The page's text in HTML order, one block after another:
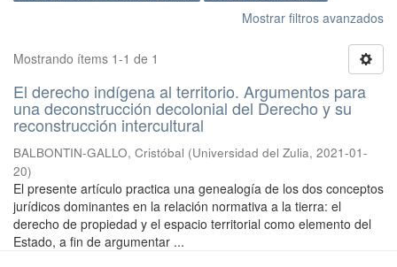
Mostrar filtros avanzados
Mostrando ítems 1-1 de 1
El derecho indígena al territorio. Argumentos para
una deconstrucción decolonial del Derecho y su
reconstrucción intercultural
BALBONTIN-GALLO, Cristóbal (Universidad del Zulia, 2021-01-
20)
El presente artículo practica una genealogía de los dos conceptos
jurídicos dominantes en la relación normativa a la tierra: el
derecho de propiedad y el espacio territorial como elemento del
Estado, a fin de argumentar ...